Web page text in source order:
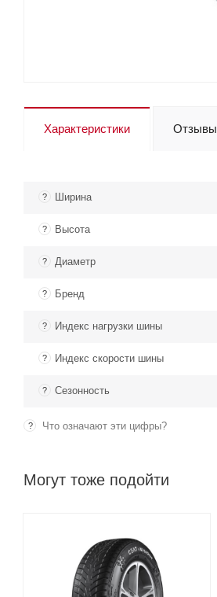
Характеристики Отзывы
? Ширина
? Высота
? Диаметр
? Бренд
? Индекс нагрузки шины
? Индекс скорости шины
? Сезонность
? Что означают эти цифры?
Могут тоже подойти